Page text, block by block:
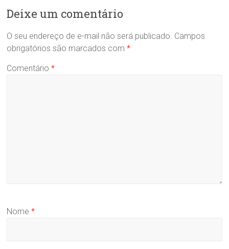
Deixe um comentário
O seu endereço de e-mail não será publicado. Campos
obrigatórios são marcados com*
Comentário*
Nome*